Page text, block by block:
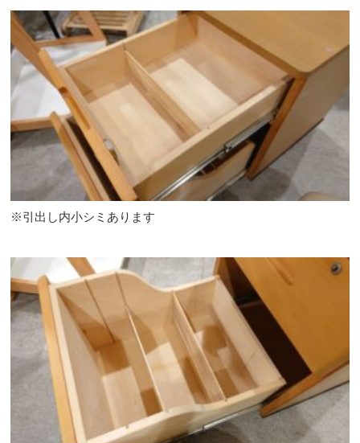
※引出し内小シミあります